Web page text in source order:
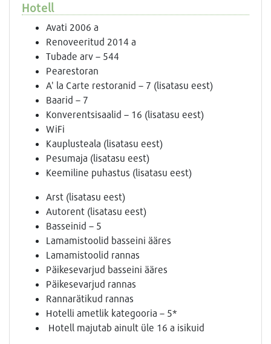
Hotell
Avati 2006 a
Renoveeritud 2014 a
Tubade arv – 544
Pearestoran
A' la Carte restoranid – 7 (lisatasu eest)
Baarid – 7
Konverentsisaalid – 16 (lisatasu eest)
WiFi
Kauplusteala (lisatasu eest)
Pesumaja (lisatasu eest)
Keemiline puhastus (lisatasu eest)
Arst (lisatasu eest)
Autorent (lisatasu eest)
Basseinid – 5
Lamamistoolid basseini ääres
Lamamistoolid rannas
Päikesevarjud basseini ääres
Päikesevarjud rannas
Rannarätikud rannas
Hotelli ametlik kategooria – 5*
Hotell majutab ainult üle 16 a isikuid